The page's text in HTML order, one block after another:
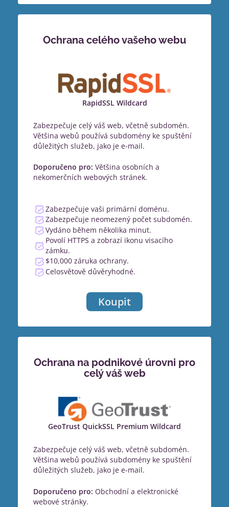
Ochrana celého vašeho webu
RapidSSL Wildcard
Zabezpečuje celý váš web, včetně subdomén.
Většina webů používá subdomény ke spuštění
důležitých služeb, jako je e-mail.
Doporučeno pro: Většina osobních a
nekomerčních webových stránek.
Zabezpečuje vaši primární doménu.
Zabezpečuje neomezený počet subdomén.
Vydáno během několika minut.
Povolí HTTPS a zobrazí ikonu visacího
zámku.
$10,000 záruka ochrany.
Celosvětově důvěryhodné.
Koupit
Ochrana na podnikové úrovni pro
celý váš web
GeoTrust QuickSSL Premium Wildcard
Zabezpečuje celý váš web, včetně subdomén.
Většina webů používá subdomény ke spuštění
důležitých služeb, jako je e-mail.
Doporučeno pro: Obchodní a elektronické
webové stránky.